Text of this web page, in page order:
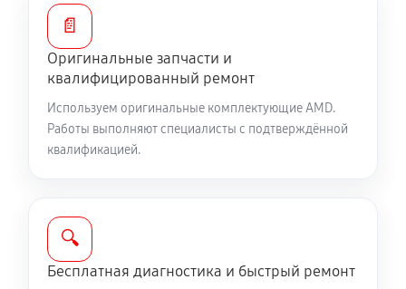
📄
Оригинальные запчасти и
квалифицированный ремонт
Используем оригинальные комплектующие AMD.
Работы выполняют специалисты с подтверждённой
квалификацией.
🔍
Бесплатная диагностика и быстрый ремонт